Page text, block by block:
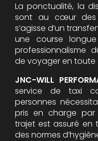
La ponctualité, la
sont au cœur des
s’agisse d’un
une course
professionnalisme
de voyager en toute
JNC-WILL
service de taxi
personnes
pris en charge par
trajet est assuré en
des normes